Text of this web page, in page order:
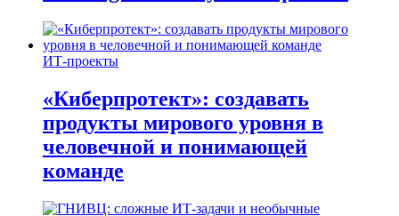
ИТ-проекты
«Киберпротект»: создавать
продукты мирового уровня в
человечной и понимающей
команде